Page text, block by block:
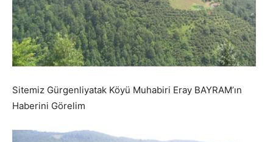
Sitemiz Gürgenliyatak Köyü Muhabiri Eray BAYRAM’ın
Haberini Görelim